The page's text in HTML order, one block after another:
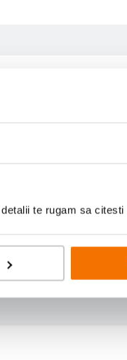
te rugam sa citesti